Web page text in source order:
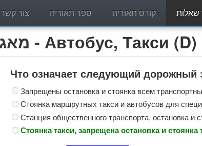
קורס תאוריה ספר תאוריה צור קשר
מאגר שאלות תאוריה - Автобус, Такси (D)
Что означает следующий дорожный
Запрещены остановка и стоянка всем
Стоянка маршрутных такси и автобусов для
Станция общественного транспорта, остановка
Стоянка такси, запрещена остановка и